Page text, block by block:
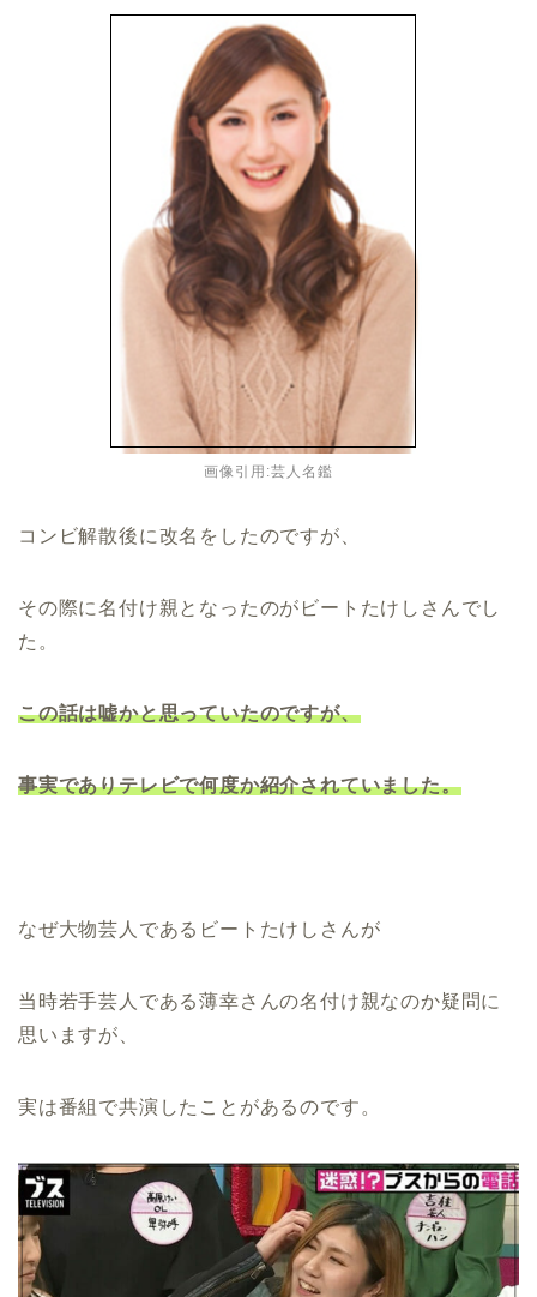
画像引用:芸人名鑑
コンビ解散後に改名をしたのですが、
その際に名付け親となったのがビートたけしさんでし
た。
この話は嘘かと思っていたのですが、
事実でありテレビで何度か紹介されていました。
なぜ大物芸人であるビートたけしさんが
当時若手芸人である薄幸さんの名付け親なのか疑問に
思いますが、
実は番組で共演したことがあるのです。